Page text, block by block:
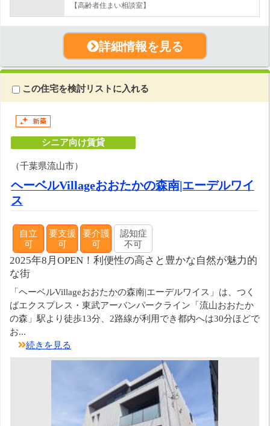
【高齢者住まい相談室】
詳細情報を見る
この住宅を検討リストに入れる
シニア向け賃貸
（千葉県流山市）
ヘーベルVillageおおたかの森南|エーデルワイ
ス
自立
可
要支援
可
要介護
可
認知症
不可
2025年8月OPEN！利便性の高さと豊かな自然が魅力的
な街
「ヘーベルVillageおおたかの森南|エーデルワイス」は、つく
ばエクスプレス・東武アーバンパークライン「流山おおたか
の森」駅より徒歩13分、2路線が利用でき都内へは30分ほどで
お...
続きを見る